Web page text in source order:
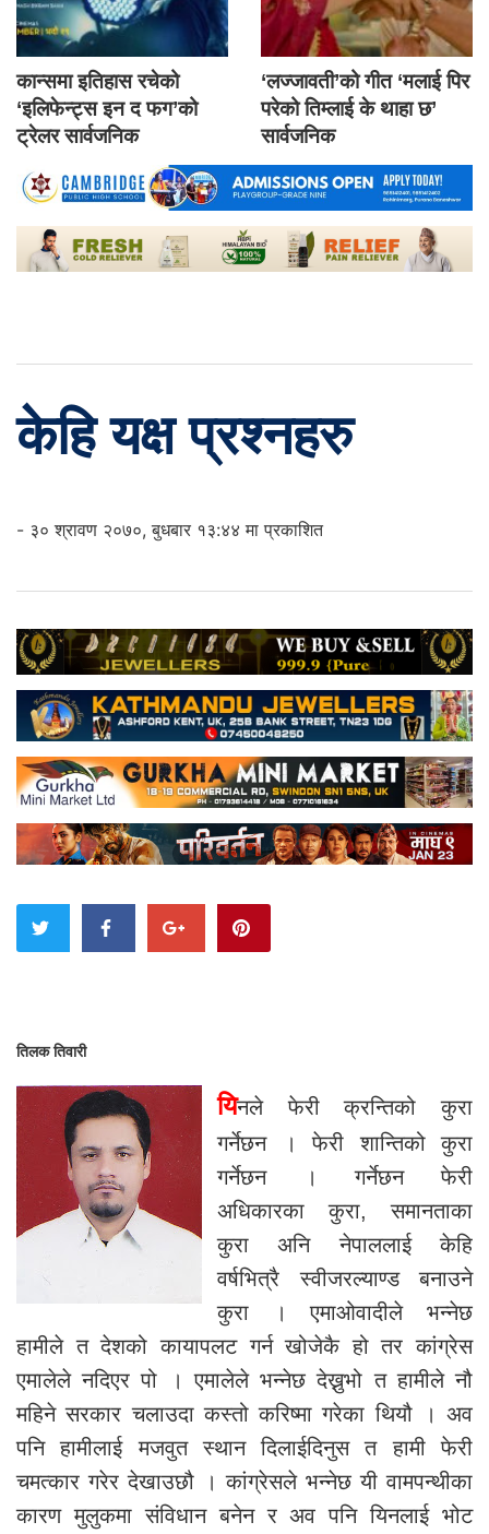
कान्समा इतिहास रचेको
‘इलिफेन्ट्स इन द फग’को
ट्रेलर सार्वजनिक
‘लज्जावती’को गीत ‘मलाई पिर
परेको तिम्लाई के थाहा छ’
सार्वजनिक
केहि यक्ष प्रश्नहरु
- ३० श्रावण २०७०, बुधबार १३:४४ मा प्रकाशित
तिलक तिवारी
यिनले फेरी क्रन्तिको कुरा
गर्नेछन । फेरी शान्तिको कुरा
गर्नेछन । गर्नेछन फेरी
अधिकारका कुरा, समानताका
कुरा अनि नेपाललाई केहि
वर्षभित्रै स्वीजरल्याण्ड बनाउने
कुरा । एमाओवादीले भन्नेछ
हामीले त देशको कायापलट गर्न खोजेकै हो तर कांग्रेस
एमालेले नदिएर पो । एमालेले भन्नेछ देख्नुभो त हामीले नौ
महिने सरकार चलाउदा कस्तो करिष्मा गरेका थियौ । अव
पनि हामीलाई मजवुत स्थान दिलाईदिनुस त हामी फेरी
चमत्कार गरेर देखाउछौ । कांग्रेसले भन्नेछ यी वामपन्थीका
कारण मुलुकमा संविधान बनेन र अव पनि यिनलाई भोट